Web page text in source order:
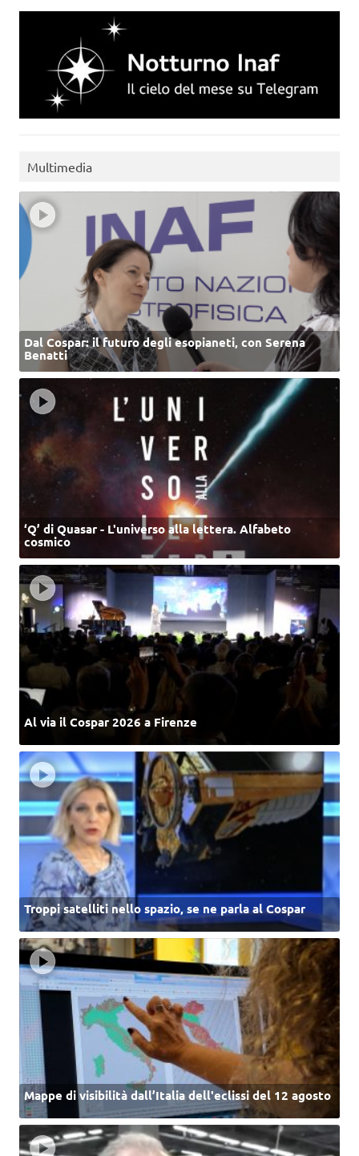
Multimedia
Dal Cospar: il futuro degli esopianeti, con Serena
Benatti
‘Q’ di Quasar - L'universo alla lettera. Alfabeto
cosmico
Al via il Cospar 2026 a Firenze
Troppi satelliti nello spazio, se ne parla al Cospar
Mappe di visibilità dall’Italia dell'eclissi del 12 agosto